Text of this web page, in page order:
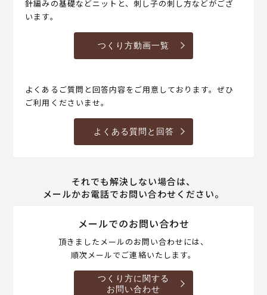
針編みの基礎などニットと、刺し子の刺し方などがござ
います。
つくり方動画一覧
よくあるご質問と回答内容をご用意しております。ぜひ
ご利用くださいませ。
よくある質問と回答
それでも解決しない場合は、
メールかお電話でお問い合わせください。
メールでのお問い合わせ
頂きましたメールのお問い合わせには、
順次メールでご連絡いたします。
つくり方に関する
お問い合わせ